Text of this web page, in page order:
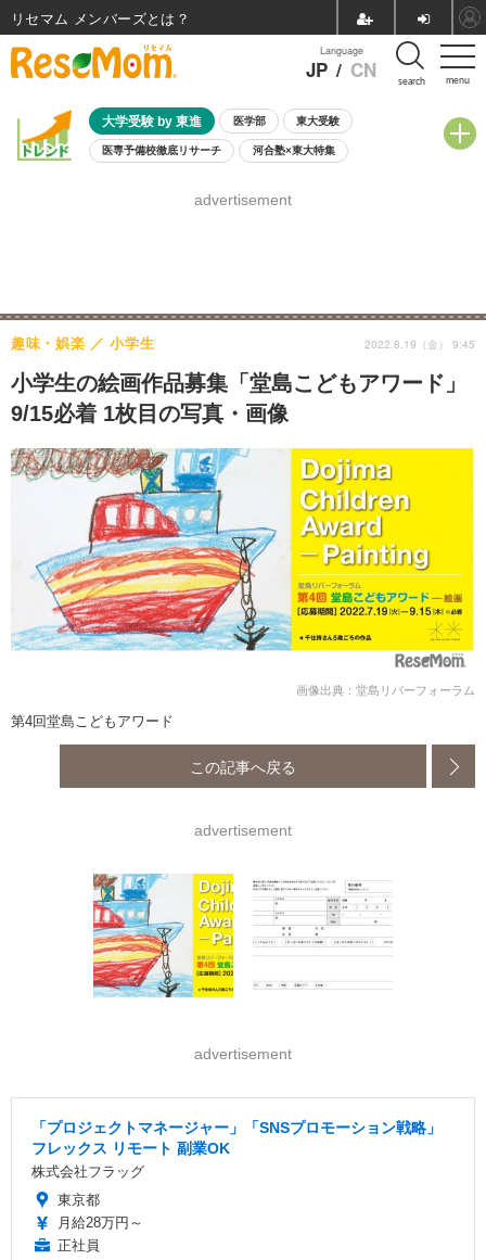
menu
Language
JP / CN search
大学受験 by 東進 医学部 東大受験
医専予備校徹底リサーチ 河合塾×東大特集
8月開催学校説明会・相談会
advertisement
小学生の絵画作品募集「堂島こどもアワード」
9/15必着 1枚目の写真・画像
趣味・娯楽 小学生 2022.8.19（金） 9:45
画像出典：堂島リバーフォーラム
第4回堂島こどもアワード
この記事へ戻る
advertisement
advertisement
「プロジェクトマネージャー」「SNSプロモーション戦略」
フレックス リモート 副業OK
株式会社フラッグ
東京都
月給28万円～
正社員
リセマム メンバーズ